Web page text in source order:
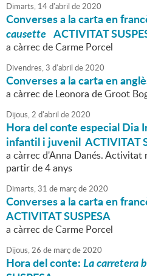
Dimarts, 14d'abril de2020
Converses a la carta en
causette ACTIVITAT
a càrrec de Carme Porcel
Divendres,3 d'abril de2020
Converses a la carta en
a càrrec de Leonora de Groot
Dijous,2 d'abril de2020
Hora del conte especial Dia
infantil i juvenil ACTIVITAT
a càrrec d'Anna Danés. Activitat
partir de 4 anys
Dimarts,31 de marçde2020
Converses a la carta en
ACTIVITAT SUSPESA
a càrrec de Carme Porcel
Dijous,26 de marçde2020
Hora del conte:La carretera